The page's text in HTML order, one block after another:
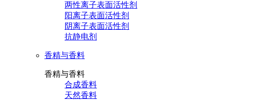
两性离子表面活性剂
阳离子表面活性剂
阴离子表面活性剂
抗静电剂
香精与香料
香精与香料
合成香料
天然香料